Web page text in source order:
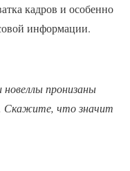
кадров и особенно
информации.
пронизаны
Скажите, что значит